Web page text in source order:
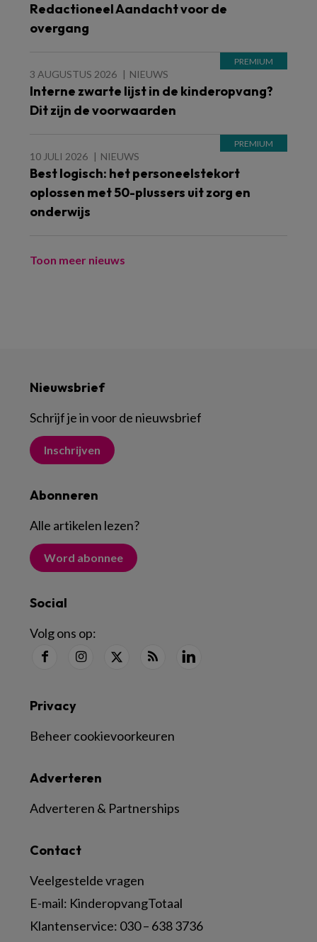
Redactioneel Aandacht voor de
overgang
3 AUGUSTUS 2026 NIEUWS
Interne zwarte lijst in de kinderopvang?
Dit zijn de voorwaarden
10 JULI 2026 NIEUWS
Best logisch: het personeelstekort
oplossen met 50-plussers uit zorg en
onderwijs
Toon meer nieuws
Nieuwsbrief
Schrijf je in voor de nieuwsbrief
Inschrijven
Abonneren
Alle artikelen lezen?
Word abonnee
Social
Volg ons op:
Contact
Veelgestelde vragen
E-mail: KinderopvangTotaal
Klantenservice: 030 – 638 3736
Adverteren
Adverteren & Partnerships
Privacy
Beheer cookievoorkeuren